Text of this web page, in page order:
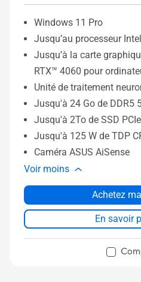
Windows 11 Pro
Jusqu’au processeur Intel
Jusqu’à la carte
RTX™ 4060 pour
Unité de traitement
Jusqu'à 24 Go de DDR5
Jusqu'à 2To de SSD PCIe
Jusqu'à 125 W de TDP
Caméra ASUS AiSense
Voir moins
Achetez
En savoir